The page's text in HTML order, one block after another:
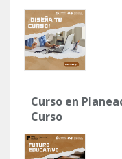
Curso en
Curso